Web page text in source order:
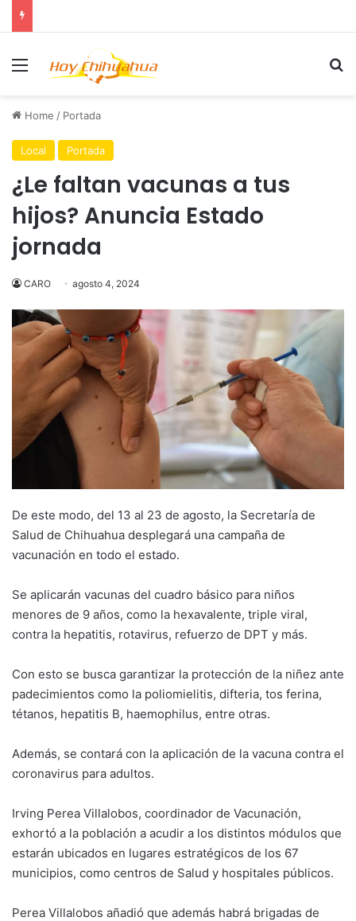
Menu
Home / Portada
Local Portada
¿Le faltan vacunas a tus
hijos? Anuncia Estado
jornada
CARO agosto 4, 2024
De este modo, del 13 al 23 de agosto, la Secretaría de
Salud de Chihuahua desplegará una campaña de
vacunación en todo el estado.
Se aplicarán vacunas del cuadro básico para niños
menores de 9 años, como la hexavalente, triple viral,
contra la hepatitis, rotavirus, refuerzo de DPT y más.
Con esto se busca garantizar la protección de la niñez ante
padecimientos como la poliomielitis, difteria, tos ferina,
tétanos, hepatitis B, haemophilus, entre otras.
Además, se contará con la aplicación de la vacuna contra el
coronavirus para adultos.
Irving Perea Villalobos, coordinador de Vacunación,
exhortó a la población a acudir a los distintos módulos que
estarán ubicados en lugares estratégicos de los 67
municipios, como centros de Salud y hospitales públicos.
Perea Villalobos añadió que además habrá brigadas de